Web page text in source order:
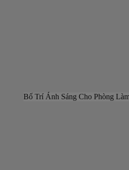
Bố Trí Ánh Sáng Cho Phòng